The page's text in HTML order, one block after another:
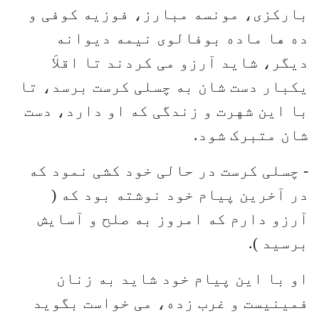
بارکزی، مونسه مبارز، فوزیه کوفی و
ده ها ماده بوفالوی نیمه دیوانه
دیگر، شاید آرزو می کردند تا اقلاَ
یکبار دست شان به چسلی کرست برسد، تا
با این شهرت و زندگی که او دارد، دست
شان متبرک شود.
- چسلی کرست در حالی خود کشی نمود که
در آخرین پیام خود نوشته بود که (
آرزو دارم که امروز به صلح و آسایش
برسید ).
او با این پیام خود شاید به زنان
فمینیست و غرب زده، می خواست بگوید